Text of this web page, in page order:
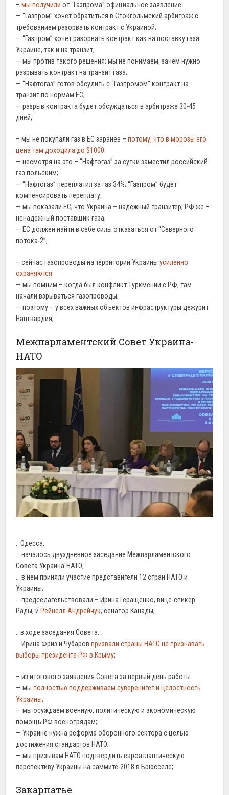
–мы получили от “Газпрома” официальное заявление:
— “Газпром” хочет обратиться в Стокгольмский арбитраж с
требованием разорвать контракт с Украиной;
— “Газпром” хочет разорвать контракт как на поставку газа
Украине, так и на транзит;
— мы против такого решения; мы не понимаем, зачем нужно
разрывать контракт на транзит газа;
— “Нафтогаз” готов обсудить с “Газпромом” контракт на
транзит по нормам ЕС;
— разрыв контракта будет обсуждаться в арбитраже 30-45
дней;
– мы не покупали газ в ЕС заранее –потому, что в морозы его
цена там доходила до $1000:
— несмотря на это – “Нафтогаз” за сутки заместил российский
газ польским;
— “Нафтогаз” переплатил за газ 34%; “Газпром” будет
компенсировать переплату;
— мы показали ЕС, что Украина – надёжный транзитёр; РФ же –
ненадёжный поставщик газа;
— ЕС должен найти в себе силы отказаться от “Северного
потока-2”;
– сейчас газопроводы на территории Украиныусиленно
охраняются:
— мы помним – когда был конфликт Туркмении с РФ, там
начали взрываться газопроводы;
— поэтому – у всех важных объектов инфраструктуры дежурит
Нацгвардия;
Межпарламентский Совет Украина-
НАТО
.. Одесса:
… началось двухдневное заседание Межпарламентского
Совета Украина-НАТО;
… в нём приняли участие представители 12 стран НАТО и
Украины;
… председательствовали – Ирина Геращенко, вице-спикер
Рады, и Рейнелл Андрейчук, сенатор Канады;
.. в ходе заседания Совета:
… Ирина Фриз и Чубаровпризвали страны НАТО не признавать
выборы президента РФ в Крыму;
– из итогового заявления Совета за первый день работы:
— мыполностью поддерживаем суверенитет и целостность
Украины;
— мы осуждаем военную, политическую и экономическую
помощь РФ военотрядам;
— Украине нужна реформа оборонного сектора с целью
достижения стандартов НАТО;
— мы призывам НАТО подтвердить евроатлантическую
перспективу Украины на саммите-2018 в Брюсселе;
Закарпатье